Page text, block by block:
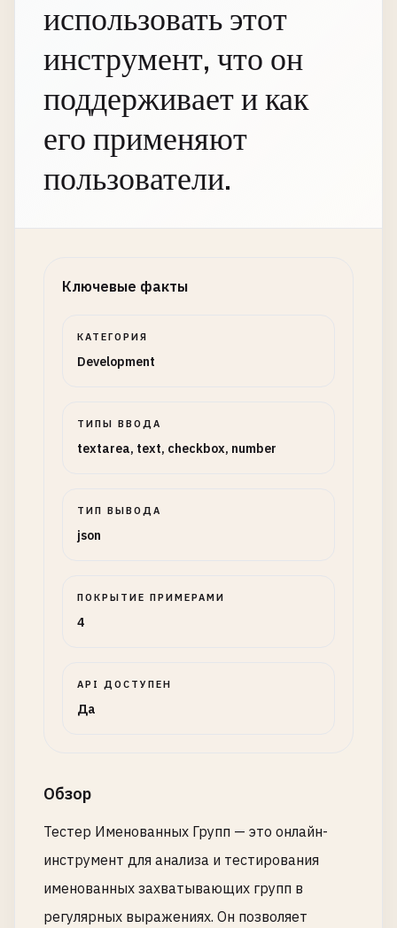
использовать этот
инструмент, что он
поддерживает и как
его применяют
пользователи.
Ключевые факты
КАТЕГОРИЯ
Development
ТИПЫ ВВОДА
textarea, text, checkbox, number
ТИП ВЫВОДА
json
ПОКРЫТИЕ ПРИМЕРАМИ
4
API ДОСТУПЕН
Да
Обзор
Тестер Именованных Групп — это онлайн-
инструмент для анализа и тестирования
именованных захватывающих групп в
регулярных выражениях. Он позволяет